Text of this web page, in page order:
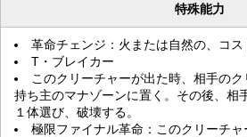
特殊能力
革命チェンジ：火または自然の、コ
T・ブレイカー
このクリーチャーが出た時、相手のク
持ち主のマナゾーンに置く。その後、相
１体選び、破壊する。
極限ファイナル革命：このクリーチ